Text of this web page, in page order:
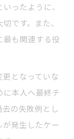
たように、
です。また、
最も関連する役
となっていな
に本人へ最終チ
の失敗例とし
発生したケー